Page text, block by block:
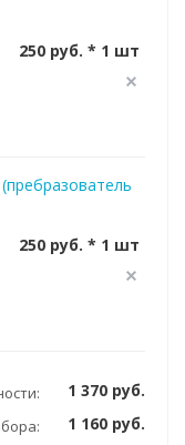
250 руб. * 1 шт
250 руб. * 1 шт
1 370 руб.
1 160 руб.